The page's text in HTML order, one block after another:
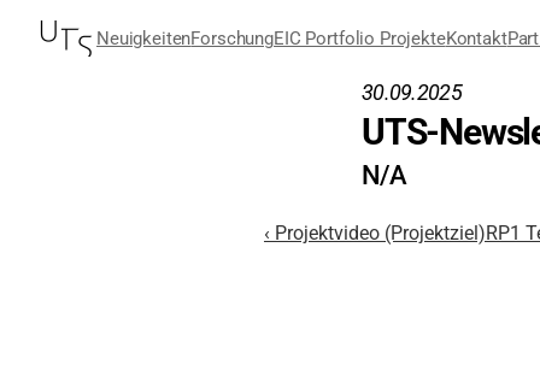
NeuigkeitenForschungEIC Portfolio ProjekteKontakt
30.09.2025
UTS-
N/A
‹ Projektvideo (Projektziel)RP1